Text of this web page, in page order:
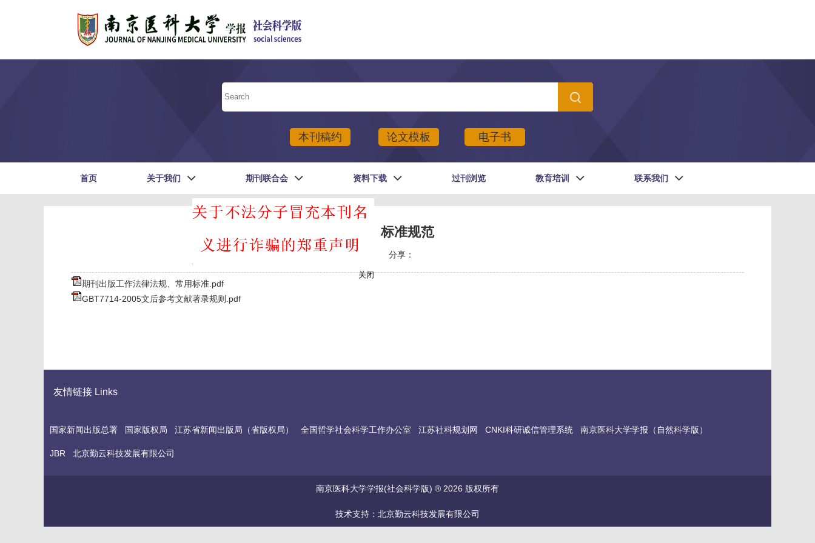
本刊稿约 论文模板 电子书
首页 关于我们 期刊联合会 资料下载 过刊浏览 教育培训 联系我们
标准规范
分享：
期刊出版工作法律法规、常用标准.pdf
GBT7714-2005文后参考文献著录规则.pdf
友情链接 Links
国家新闻出版总署 国家版权局 江苏省新闻出版局（省版权局） 全国哲学社会科学工作办公室 江苏社科规划网 CNKI科研诚信管理系统 南京医科大学学报（自然科学版）
JBR 北京勤云科技发展有限公司
南京医科大学学报(社会科学版) ® 2026 版权所有
技术支持：北京勤云科技发展有限公司
关闭